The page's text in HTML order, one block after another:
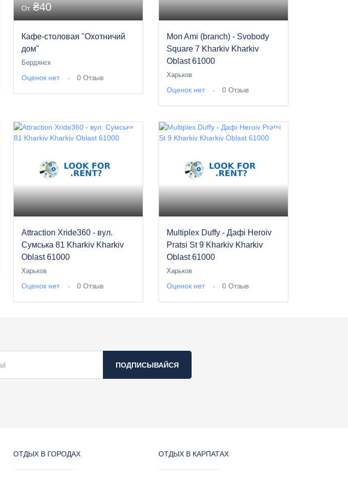
От₴40
Кафе-столовая "Охотничий
дом"
Бердянск
Оценок нет 0 Отзыв
Mon Ami (branch) - Svobody
Square 7 Kharkiv Kharkiv
Oblast 61000
Харьков
Оценок нет 0 Отзыв
Attraction Xride360 - вул.
Сумська 81 Kharkiv Kharkiv
Oblast 61000
Харьков
Оценок нет 0 Отзыв
Multiplex Duffy - Дафі Heroiv
Pratsi St 9 Kharkiv Kharkiv
Oblast 61000
Харьков
Оценок нет 0 Отзыв
ПОДПИСЫВАЙСЯ
ОТДЫХ В ГОРОДАХ ОТДЫХ В КАРПАТАХ